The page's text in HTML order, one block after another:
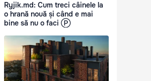
Ryjik.md: Cum treci câinele la
o hrană nouă și când e mai
bine să nu o faci Ⓟ